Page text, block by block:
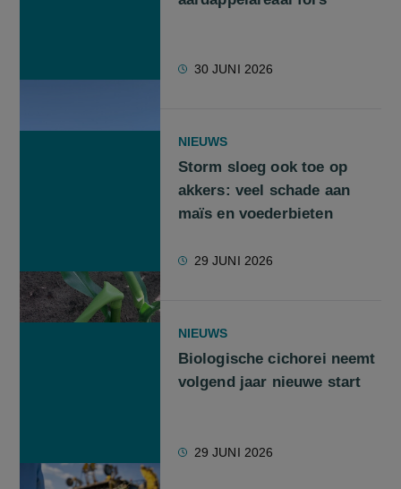
30 JUNI 2026
NIEUWS
Storm sloeg ook toe op
akkers: veel schade aan
maïs en voederbieten
29 JUNI 2026
NIEUWS
Biologische cichorei neemt
volgend jaar nieuwe start
29 JUNI 2026